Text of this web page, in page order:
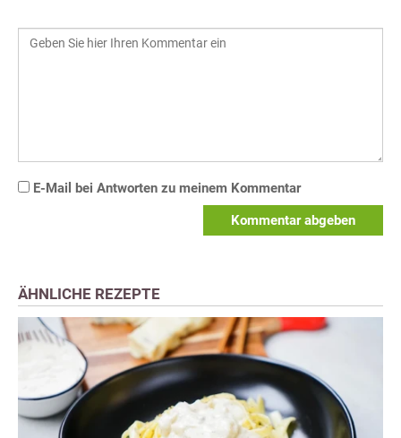
E-Mail bei Antworten zu meinem Kommentar
Kommentar abgeben
ÄHNLICHE REZEPTE